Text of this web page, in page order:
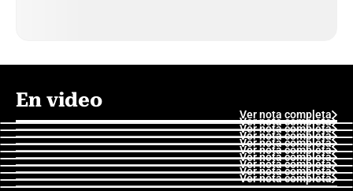
En video
Ver nota completa
Ver nota completa
Ver nota completa
Ver nota completa
Ver nota completa
Ver nota completa
Ver nota completa
Ver nota completa
Ver nota completa
Ver nota completa